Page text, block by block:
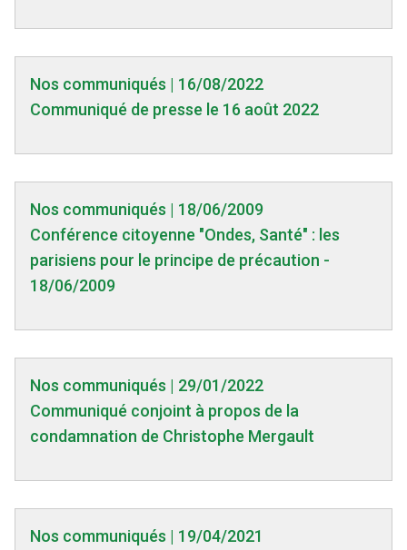
Nos communiqués | 16/08/2022
Communiqué de presse le 16 août 2022
Nos communiqués | 18/06/2009
Conférence citoyenne "Ondes, Santé" : les
parisiens pour le principe de précaution -
18/06/2009
Nos communiqués | 29/01/2022
Communiqué conjoint à propos de la
condamnation de Christophe Mergault
Nos communiqués | 19/04/2021